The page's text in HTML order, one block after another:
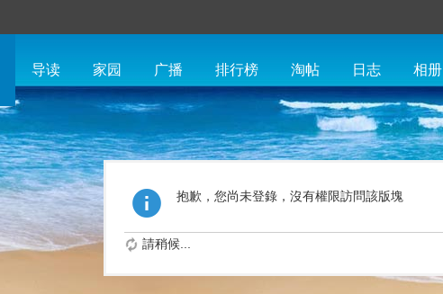
导读 家园 广播 排行榜 淘帖 日志 相册
抱歉，您尚未登錄，沒有權限訪問該版塊
請稍候...